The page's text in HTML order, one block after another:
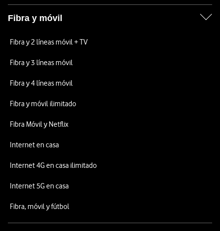
Fibra y móvil
Fibra y 2 líneas móvil + TV
Fibra y 3 líneas móvil
Fibra y 4 líneas móvil
Fibra y móvil ilimitado
Fibra Móvil y Netflix
Internet en casa
Internet 4G en casa ilimitado
Internet 5G en casa
Fibra, móvil y fútbol